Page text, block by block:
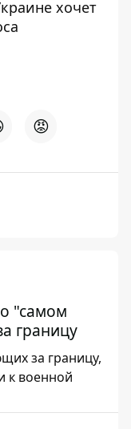
хочет
😡
"самом
границу
за границу,
к военной